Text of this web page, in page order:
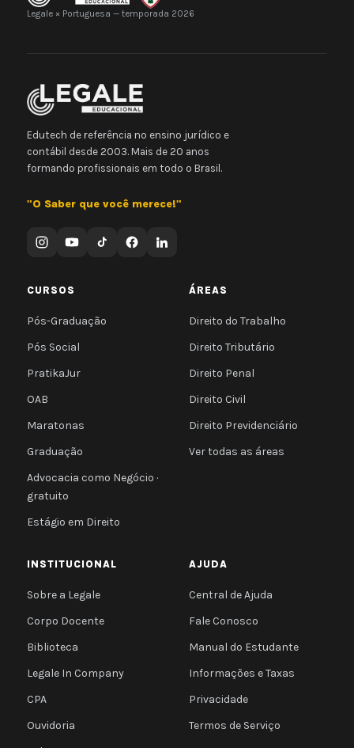
Legale × Portuguesa — temporada 2026
Edutech de referência no ensino jurídico e
contábil desde 2003. Mais de 20 anos
formando profissionais em todo o Brasil.
"O Saber que você merece!"
CURSOS
Pós-Graduação
Pós Social
PratikaJur
OAB
Maratonas
Graduação
Advocacia como Negócio ·
gratuito
Estágio em Direito
ÁREAS
Direito do Trabalho
Direito Tributário
Direito Penal
Direito Civil
Direito Previdenciário
Ver todas as áreas
INSTITUCIONAL
Sobre a Legale
Corpo Docente
Biblioteca
Legale In Company
CPA
Ouvidoria
AJUDA
Central de Ajuda
Fale Conosco
Manual do Estudante
Informações e Taxas
Privacidade
Termos de Serviço